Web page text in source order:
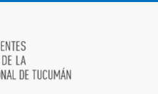
y la Fundación Miguel Lillo